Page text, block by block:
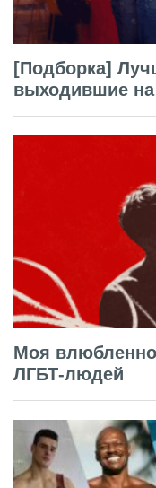
[Подборка]
выходившие
Моя
ЛГБТ-людей